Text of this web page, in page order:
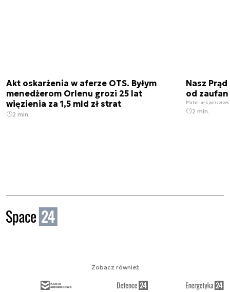
Akt oskarżenia w aferze OTS. Byłym
menedżerom Orlenu grozi 25 lat
więzienia za 1,5 mld zł strat
2 min.
Nasz
od
Materiał
2 min.
Zobacz również